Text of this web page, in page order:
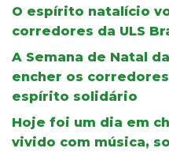
O espírito natalício
corredores da ULS
A Semana de Natal
encher os
espírito solidário
Hoje foi um dia em
vivido com música,